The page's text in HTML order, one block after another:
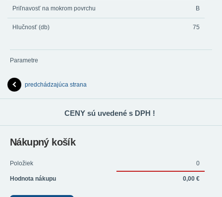
Priľnavosť na mokrom povrchu B
Hlučnosť (db) 75
Parametre
predchádzajúca strana
CENY sú uvedené s DPH !
Nákupný košík
Položiek 0
Hodnota nákupu 0,00 €